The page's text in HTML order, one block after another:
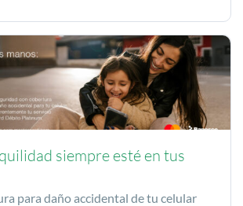
siempre esté en tus
para daño accidental de tu celular